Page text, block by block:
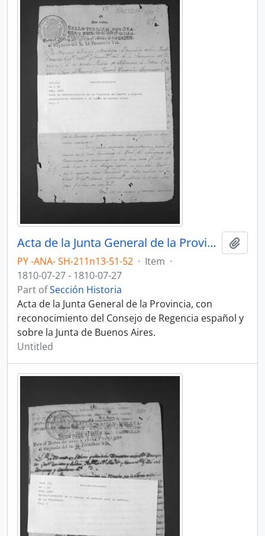
Acta de la Junta General de la Provincia, con reconocimiento del Consejo de Regencia español y sobre la Junta de Buenos Aires.
PY -ANA- SH-211n13-51-52 · Item ·
1810-07-27 - 1810-07-27
Part ofSección Historia
Acta de la Junta General de la Provincia, con
reconocimiento del Consejo de Regencia español y
sobre la Junta de Buenos Aires.
Untitled